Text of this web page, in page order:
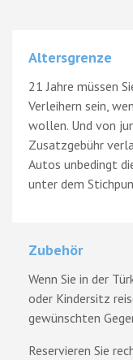
Altersgrenze
21 Jahre müssen
Verleihern sein,
wollen. Und von
Zusatzgebühr
Autos unbedingt
unter dem
Zubehör
Wenn Sie in der
oder Kindersitz
gewünschten
Reservieren Sie